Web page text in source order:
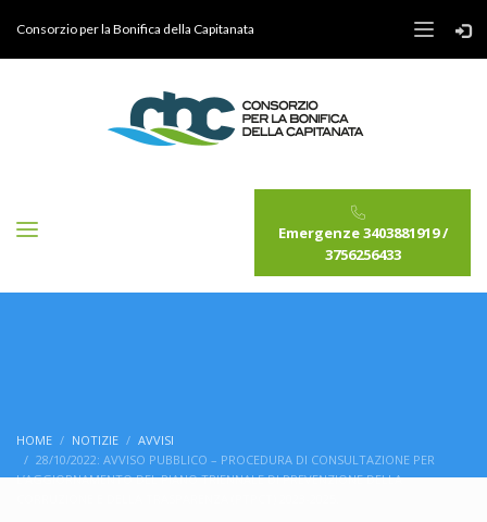
Consorzio per la Bonifica della Capitanata
Emergenze 3403881919 /
3756256433
HOME NOTIZIE
AVVISI
28/10/2022: AVVISO PUBBLICO – PROCEDURA DI CONSULTAZIONE PER
L’AGGIORNAMENTO DEL PIANO TRIENNALE DI PREVENZIONE DELLA